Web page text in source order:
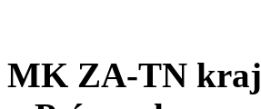
MK ZA-TN kraj